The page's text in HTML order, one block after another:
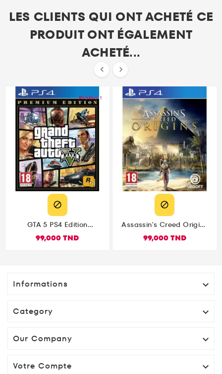
LES CLIENTS QUI ONT ACHETÉ CE
PRODUIT ONT ÉGALEMENT
ACHETÉ...
 
Promo !

GTA 5 PS4 Edition
99,000 TND

Assassin's Creed Origins
99,000 TND
Informations 
Category 
Our Company 
Votre Compte 